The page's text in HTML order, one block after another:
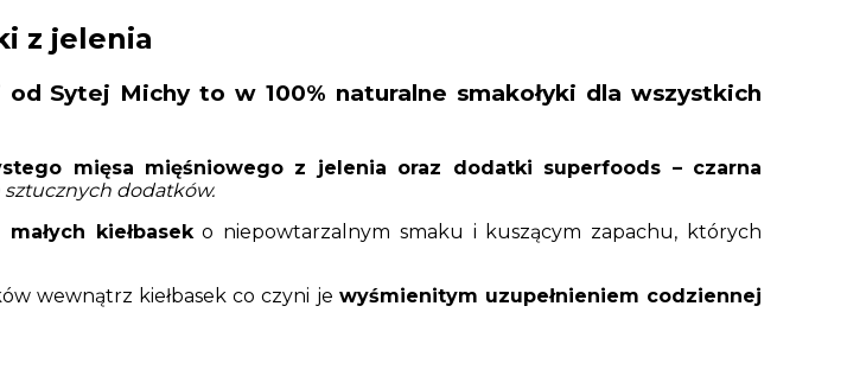
z jelenia
od Sytej Michy to w 100% naturalne smakołyki dla wszystkich
mięsa mięśniowego z jelenia oraz dodatki superfoods – czarna
sztucznych dodatków.
kiełbaseko niepowtarzalnym smaku i kuszącym zapachu, których
wewnątrz kiełbasek co czyni je wyśmienitym uzupełnieniem codziennej